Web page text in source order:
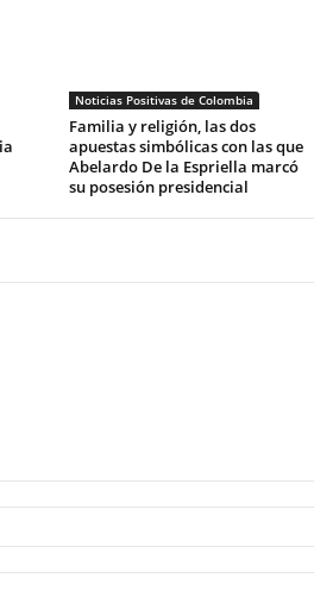
Noticias Positivas de Colombia
Familia y religión, las dos
apuestas simbólicas con las que
Abelardo De la Espriella marcó
su posesión presidencial